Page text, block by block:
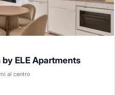
ELE Apartments
al centro
Internet